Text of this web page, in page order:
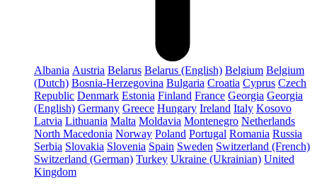
Albania Austria Belarus Belarus (English) Belgium Belgium
(Dutch) Bosnia-Herzegovina Bulgaria Croatia Cyprus Czech
Republic Denmark Estonia Finland France Georgia Georgia
(English) Germany Greece Hungary Ireland Italy Kosovo
Latvia Lithuania Malta Moldavia Montenegro Netherlands
North Macedonia Norway Poland Portugal Romania Russia
Serbia Slovakia Slovenia Spain Sweden Switzerland (French)
Switzerland (German) Turkey Ukraine (Ukrainian) United
Kingdom